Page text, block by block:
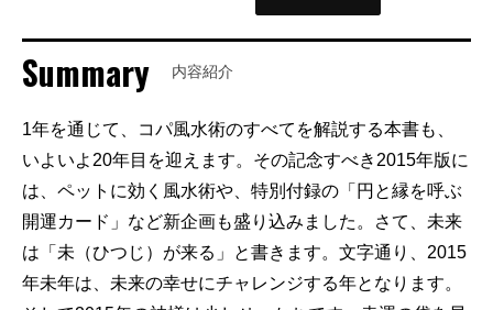
Summary 内容紹介
1年を通じて、コパ風水術のすべてを解説する本書も、
いよいよ20年目を迎えます。その記念すべき2015年版に
は、ペットに効く風水術や、特別付録の「円と縁を呼ぶ
開運カード」など新企画も盛り込みました。さて、未来
は「未（ひつじ）が来る」と書きます。文字通り、2015
年未年は、未来の幸せにチャレンジする年となります。